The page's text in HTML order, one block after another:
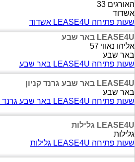
האורגים 33
אשדוד
שעות פתיחה LEASE4U אשדוד
LEASE4U באר שבע
אליהו נאווי 57
באר שבע
שעות פתיחה LEASE4U באר שבע
LEASE4U באר שבע גרנד קניון
באר שבע
שעות פתיחה LEASE4U באר שבע גרנד קניון
LEASE4U גלילות
גלילות
שעות פתיחה LEASE4U גלילות